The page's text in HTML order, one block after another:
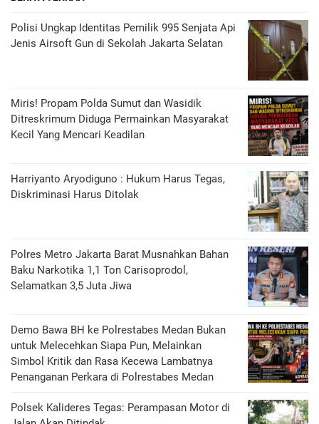
Polisi Ungkap Identitas Pemilik 995 Senjata Api
Jenis Airsoft Gun di Sekolah Jakarta Selatan
Miris! Propam Polda Sumut dan Wasidik
Ditreskrimum Diduga Permainkan Masyarakat
Kecil Yang Mencari Keadilan
Harriyanto Aryodiguno : Hukum Harus Tegas,
Diskriminasi Harus Ditolak
Polres Metro Jakarta Barat Musnahkan Bahan
Baku Narkotika 1,1 Ton Carisoprodol,
Selamatkan 3,5 Juta Jiwa
Demo Bawa BH ke Polrestabes Medan Bukan
untuk Melecehkan Siapa Pun, Melainkan
Simbol Kritik dan Rasa Kecewa Lambatnya
Penanganan Perkara di Polrestabes Medan
Polsek Kalideres Tegas: Perampasan Motor di